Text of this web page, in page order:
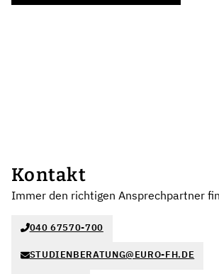
Kontakt
Immer den richtigen Ansprechpartner
040 67570-700
STUDIENBERATUNG@EURO-FH.DE